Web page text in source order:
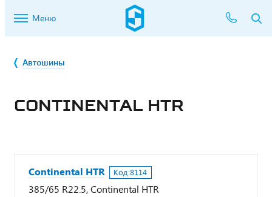
Меню
Автошины
CONTINENTAL HTR
Continental HTR Код:8114
385/65 R22.5, Continental HTR